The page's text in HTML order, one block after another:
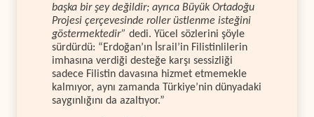
başka bir şey değildir; ayrıca Büyük Ortadoğu
Projesi çerçevesinde roller üstlenme isteğini
göstermektedir” dedi. Yücel sözlerini şöyle
sürdürdü: “Erdoğan’ın İsrail’in Filistinlilerin
imhasına verdiği desteğe karşı sessizliği
sadece Filistin davasına hizmet etmemekle
kalmıyor, aynı zamanda Türkiye’nin dünyadaki
saygınlığını da azaltıyor.”